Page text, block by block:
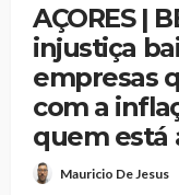
AÇORES |
injustiça
empresas
com a
quem está
Mauricio De Jesus